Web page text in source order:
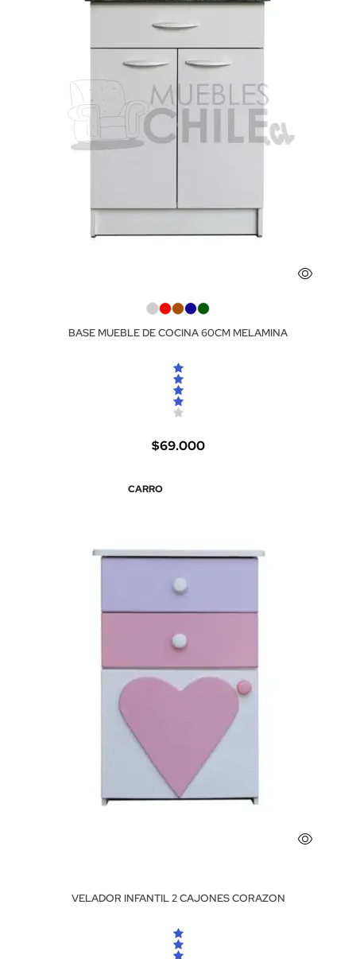
BASE MUEBLE DE COCINA 60CM MELAMINA
$69.000
CARRO
VELADOR INFANTIL 2 CAJONES CORAZON